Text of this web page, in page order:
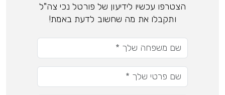
הצטרפו עכשיו לידיעון של פורטל נכי צה"ל
ותקבלו את מה שחשוב לדעת באמת!